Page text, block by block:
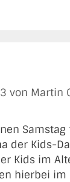
von Martin
der Kids-
Kids im
hierbei im